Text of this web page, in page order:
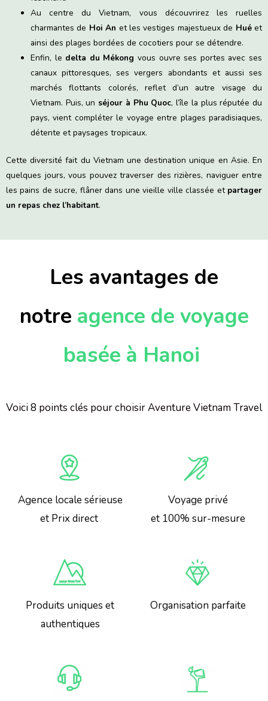
Au centre du Vietnam, vous découvrirez les ruelles
charmantes de Hoi An et les vestiges majestueux de Huéet
ainsi des plages bordées de cocotiers pour se détendre.
Enfin, le delta du Mékong vous ouvre ses portes avec ses
canaux pittoresques, ses vergers abondants et aussi ses
marchés flottants colorés, reflet d’un autre visage du
Vietnam. Puis, un séjour à Phu Quoc, l’île la plus réputée du
pays, vient compléter le voyage entre plages paradisiaques,
détente et paysages tropicaux.
Cette diversité fait du Vietnam une destination unique en Asie. En
quelques jours, vous pouvez traverser des rizières, naviguer entre
les pains de sucre, flâner dans une vieille ville classée et partager
un repas chez l’habitant.
Les avantages de
notre agence de voyage
basée à Hanoi
Voici 8 points clés pour choisir Aventure Vietnam Travel
Agence locale sérieuse
et Prix direct ​
Voyage privé
et 100% sur-mesure
Produits uniques et
authentiques
Organisation parfaite